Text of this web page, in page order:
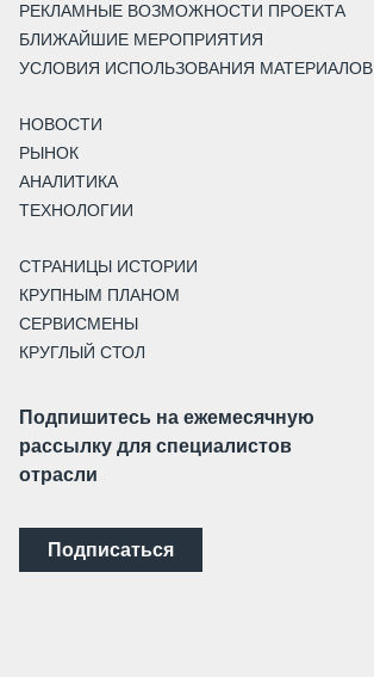
РЕКЛАМНЫЕ ВОЗМОЖНОСТИ ПРОЕКТА
БЛИЖАЙШИЕ МЕРОПРИЯТИЯ
УСЛОВИЯ ИСПОЛЬЗОВАНИЯ МАТЕРИАЛОВ
НОВОСТИ
РЫНОК
АНАЛИТИКА
ТЕХНОЛОГИИ
СТРАНИЦЫ ИСТОРИИ
КРУПНЫМ ПЛАНОМ
СЕРВИСМЕНЫ
КРУГЛЫЙ СТОЛ
Подпишитесь на ежемесячную
рассылку для специалистов
отрасли
Подписаться